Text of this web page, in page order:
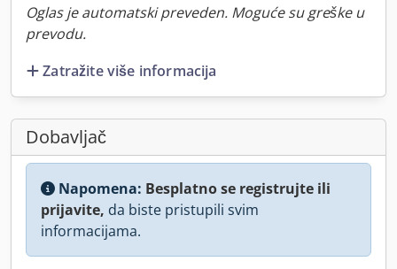
Oglas je automatski preveden. Moguće su greške u
prevodu.
Zatražite više informacija
Dobavljač
Napomena: Besplatno se registrujte ili
prijavite, da biste pristupili svim
informacijama.